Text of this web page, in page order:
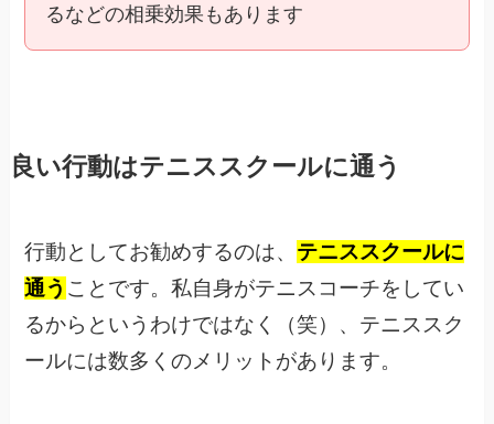
るなどの相乗効果もあります
良い行動はテニススクールに通う
行動としてお勧めするのは、 テニススクールに
通う ことです。私自身がテニスコーチをしてい
るからというわけではなく（笑）、テニススク
ールには数多くのメリットがあります。